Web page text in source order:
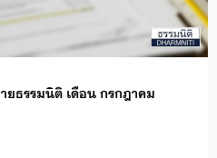
ธรรมนิติ เดือน กรกฎาคม